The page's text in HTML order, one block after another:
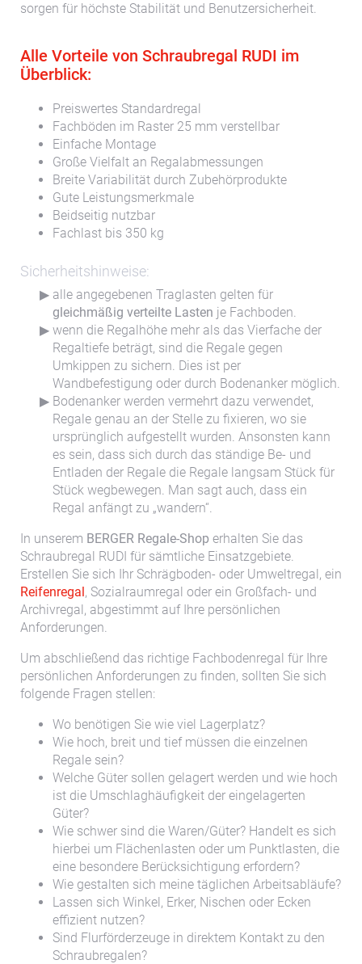
sorgen für höchste Stabilität und Benutzersicherheit.
Alle Vorteile von Schraubregal RUDI im
Überblick:
Preiswertes Standardregal
Fachböden im Raster 25 mm verstellbar
Einfache Montage
Große Vielfalt an Regalabmessungen
Breite Variabilität durch Zubehörprodukte
Gute Leistungsmerkmale
Beidseitig nutzbar
Fachlast bis 350 kg
Sicherheitshinweise:
alle angegebenen Traglasten gelten für
gleichmäßig verteilte Lasten je Fachboden.
wenn die Regalhöhe mehr als das Vierfache der
Regaltiefe beträgt, sind die Regale gegen
Umkippen zu sichern. Dies ist per
Wandbefestigung oder durch Bodenanker möglich.
Bodenanker werden vermehrt dazu verwendet,
Regale genau an der Stelle zu fixieren, wo sie
ursprünglich aufgestellt wurden. Ansonsten kann
es sein, dass sich durch das ständige Be- und
Entladen der Regale die Regale langsam Stück für
Stück wegbewegen. Man sagt auch, dass ein
Regal anfängt zu „wandern“.
In unserem BERGER Regale-Shop erhalten Sie das
Schraubregal RUDI für sämtliche Einsatzgebiete.
Erstellen Sie sich Ihr Schrägboden- oder Umweltregal, ein
Reifenregal , Sozialraumregal oder ein Großfach- und
Archivregal, abgestimmt auf Ihre persönlichen
Anforderungen.
Um abschließend das richtige Fachbodenregal für Ihre
persönlichen Anforderungen zu finden, sollten Sie sich
folgende Fragen stellen:
Wo benötigen Sie wie viel Lagerplatz?
Wie hoch, breit und tief müssen die einzelnen
Regale sein?
Welche Güter sollen gelagert werden und wie hoch
ist die Umschlaghäufigkeit der eingelagerten
Güter?
Wie schwer sind die Waren/Güter? Handelt es sich
hierbei um Flächenlasten oder um Punktlasten, die
eine besondere Berücksichtigung erfordern?
Wie gestalten sich meine täglichen Arbeitsabläufe?
Lassen sich Winkel, Erker, Nischen oder Ecken
effizient nutzen?
Sind Flurförderzeuge in direktem Kontakt zu den
Schraubregalen?